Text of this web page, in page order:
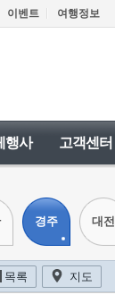
이벤트 여행정보
행사 고객센터
경주 대전
목록 지도